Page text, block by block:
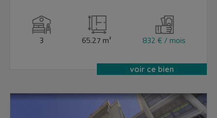
3 65.27 m² 832 € / mois
voir ce bien